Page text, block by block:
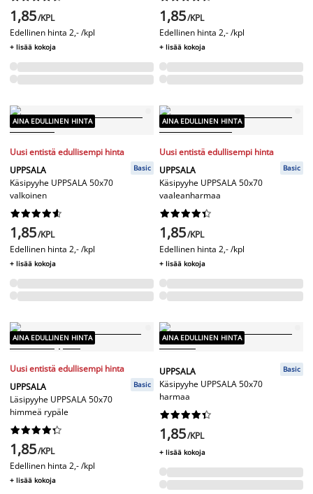
1,85/KPL
Edellinen hinta 2,- /kpl
+ lisää kokoja
1,85/KPL
Edellinen hinta 2,- /kpl
+ lisää kokoja
AINA EDULLINEN HINTA
Uusi entistä edullisempi hinta
UPPSALA
Käsipyyhe UPPSALA 50x70
valkoinen
Basic






1,85/KPL
Edellinen hinta 2,- /kpl
+ lisää kokoja
AINA EDULLINEN HINTA
Uusi entistä edullisempi hinta
UPPSALA
Käsipyyhe UPPSALA 50x70
vaaleanharmaa
Basic






1,85/KPL
Edellinen hinta 2,- /kpl
+ lisää kokoja
AINA EDULLINEN HINTA
Uusi entistä edullisempi hinta
UPPSALA
Läsipyyhe UPPSALA 50x70
himmeä rypäle
Basic






1,85/KPL
Edellinen hinta 2,- /kpl
+ lisää kokoja
AINA EDULLINEN HINTA
UPPSALA
Käsipyyhe UPPSALA 50x70
harmaa
Basic






1,85/KPL
+ lisää kokoja